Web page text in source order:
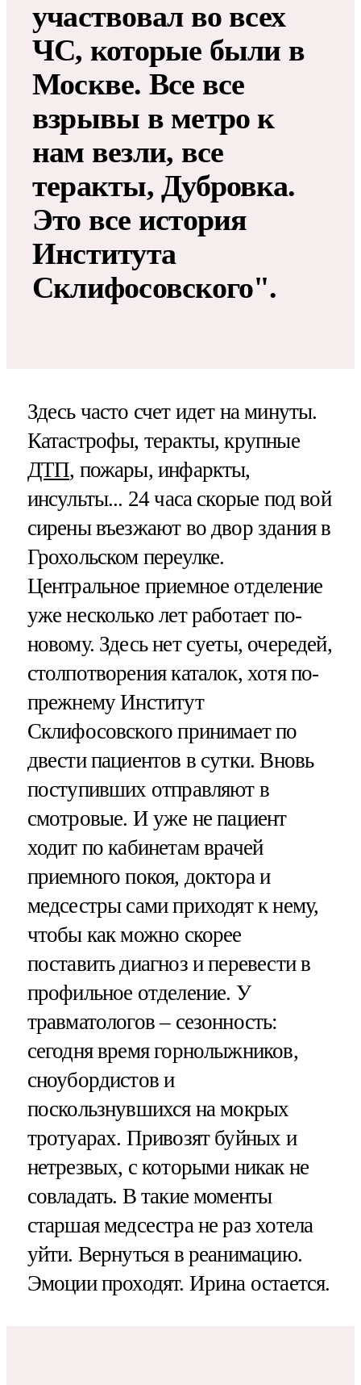
участвовал во всех
ЧС, которые были в
Москве. Все все
взрывы в метро к
нам везли, все
теракты, Дубровка.
Это все история
Института
Склифосовского".
Здесь часто счет идет на минуты.
Катастрофы, теракты, крупные
ДТП, пожары, инфаркты,
инсульты... 24 часа скорые под вой
сирены въезжают во двор здания в
Грохольском переулке.
Центральное приемное отделение
уже несколько лет работает по-
новому. Здесь нет суеты, очередей,
столпотворения каталок, хотя по-
прежнему Институт
Склифосовского принимает по
двести пациентов в сутки. Вновь
поступивших отправляют в
смотровые. И уже не пациент
ходит по кабинетам врачей
приемного покоя, доктора и
медсестры сами приходят к нему,
чтобы как можно скорее
поставить диагноз и перевести в
профильное отделение. У
травматологов – сезонность:
сегодня время горнолыжников,
сноубордистов и
поскользнувшихся на мокрых
тротуарах. Привозят буйных и
нетрезвых, с которыми никак не
совладать. В такие моменты
старшая медсестра не раз хотела
уйти. Вернуться в реанимацию.
Эмоции проходят. Ирина остается.